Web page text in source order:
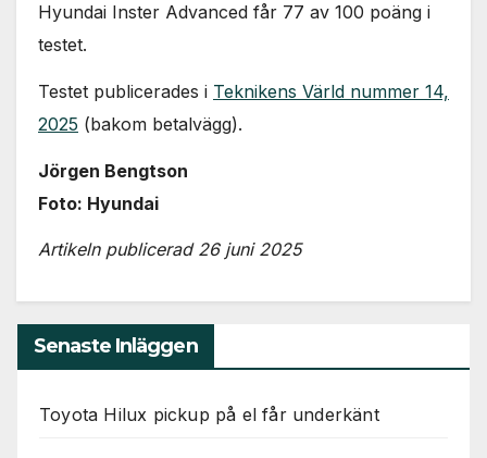
Hyundai Inster Advanced får 77 av 100 poäng i
testet.
Testet publicerades i Teknikens Värld nummer 14,
2025 (bakom betalvägg).
Jörgen Bengtson
Foto: Hyundai
Artikeln publicerad 26 juni 2025
Senaste Inläggen
Toyota Hilux pickup på el får underkänt